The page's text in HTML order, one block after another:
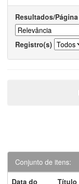
Resultados/Página
Registro(s)
Conjunto de itens:
Data do
Título